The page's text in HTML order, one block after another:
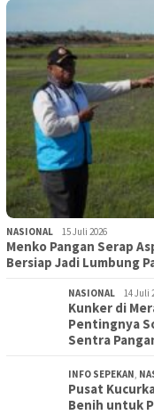
NASIONAL 15 Juli 2026
Menko Pangan Serap
Bersiap Jadi Lumbung
NASIONAL 14 Juli
Kunker di
Pentingnya
Sentra
INFO SEPEKAN,
Pusat
Benih untuk